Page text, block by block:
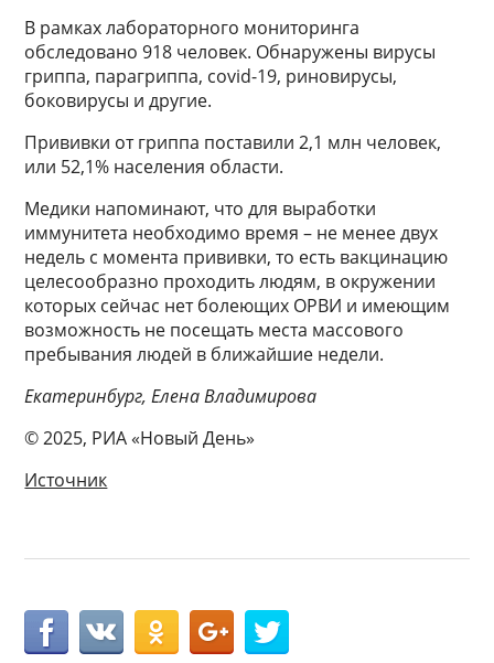
В рамках лабораторного мониторинга
обследовано 918 человек. Обнаружены вирусы
гриппа, парагриппа, covid-19, риновирусы,
боковирусы и другие.
Прививки от гриппа поставили 2,1 млн человек,
или 52,1% населения области.
Медики напоминают, что для выработки
иммунитета необходимо время – не менее двух
недель с момента прививки, то есть вакцинацию
целесообразно проходить людям, в окружении
которых сейчас нет болеющих ОРВИ и имеющим
возможность не посещать места массового
пребывания людей в ближайшие недели.
Екатеринбург, Елена Владимирова
© 2025, РИА «Новый День»
Источник